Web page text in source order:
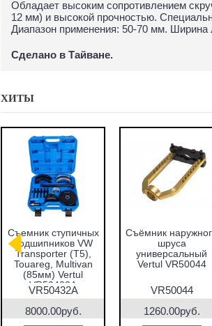
Обладает высоким сопротивлением
12 мм) и высокой прочностью.
Диапазон применения: 50-70 мм.
Сделано в Тайване.
ХИТЫ
Съемник ступичных
подшипников VW
Transporter (T5),
Touareg, Multivan
(85мм) Vertul
VR50432A
VR50432A
8000.00руб.
Съёмник
шруса
универсальный
Vertul VR50044
VR50044
1260.00руб.